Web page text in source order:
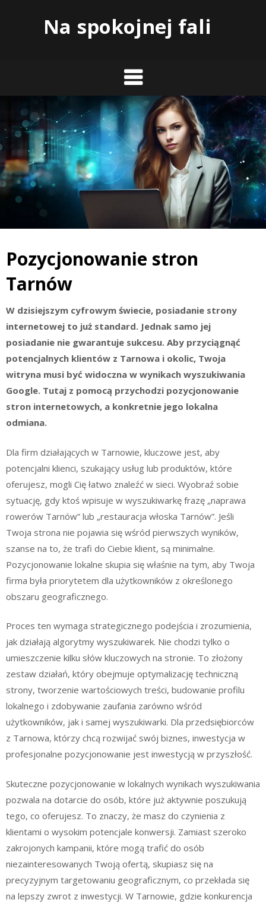
Na spokojnej fali
Pozycjonowanie stron
Tarnów
W dzisiejszym cyfrowym świecie, posiadanie strony
internetowej to już standard. Jednak samo jej
posiadanie nie gwarantuje sukcesu. Aby przyciągnąć
potencjalnych klientów z Tarnowa i okolic, Twoja
witryna musi być widoczna w wynikach wyszukiwania
Google. Tutaj z pomocą przychodzi pozycjonowanie
stron internetowych, a konkretnie jego lokalna
odmiana.
Dla firm działających w Tarnowie, kluczowe jest, aby
potencjalni klienci, szukający usług lub produktów, które
oferujesz, mogli Cię łatwo znaleźć w sieci. Wyobraź sobie
sytuację, gdy ktoś wpisuje w wyszukiwarkę frazę „naprawa
rowerów Tarnów” lub „restauracja włoska Tarnów”. Jeśli
Twoja strona nie pojawia się wśród pierwszych wyników,
szanse na to, że trafi do Ciebie klient, są minimalne.
Pozycjonowanie lokalne skupia się właśnie na tym, aby Twoja
firma była priorytetem dla użytkowników z określonego
obszaru geograficznego.
Proces ten wymaga strategicznego podejścia i zrozumienia,
jak działają algorytmy wyszukiwarek. Nie chodzi tylko o
umieszczenie kilku słów kluczowych na stronie. To złożony
zestaw działań, który obejmuje optymalizację techniczną
strony, tworzenie wartościowych treści, budowanie profilu
lokalnego i zdobywanie zaufania zarówno wśród
użytkowników, jak i samej wyszukiwarki. Dla przedsiębiorców
z Tarnowa, którzy chcą rozwijać swój biznes, inwestycja w
profesjonalne pozycjonowanie jest inwestycją w przyszłość.
Skuteczne pozycjonowanie w lokalnych wynikach wyszukiwania
pozwala na dotarcie do osób, które już aktywnie poszukują
tego, co oferujesz. To znaczy, że masz do czynienia z
klientami o wysokim potencjale konwersji. Zamiast szeroko
zakrojonych kampanii, które mogą trafić do osób
niezainteresowanych Twoją ofertą, skupiasz się na
precyzyjnym targetowaniu geograficznym, co przekłada się
na lepszy zwrot z inwestycji. W Tarnowie, gdzie konkurencja